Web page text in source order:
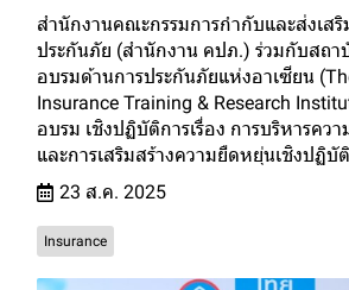
สำนักงานคณะกรรมการกำกับและส่งเส
ประกันภัย (สำนักงาน คปภ.) ร่วมกับสถา
อบรมด้านการประกันภัยแห่งอาเซียน
Insurance Training & Research
อบรม เชิงปฏิบัติการเรื่อง การบริหารคว
และการเสริมสร้างความยืดหยุ่นเชิงปฏิบั
23 ส.ค. 2025
Insurance